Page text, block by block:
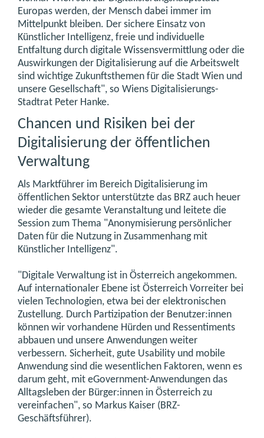
Europas werden, der Mensch dabei immer im
Mittelpunkt bleiben. Der sichere Einsatz von
Künstlicher Intelligenz, freie und individuelle
Entfaltung durch digitale Wissensvermittlung oder die
Auswirkungen der Digitalisierung auf die Arbeitswelt
sind wichtige Zukunftsthemen für die Stadt Wien und
unsere Gesellschaft", so Wiens Digitalisierungs-
Stadtrat Peter Hanke.
Chancen und Risiken bei der
Digitalisierung der öffentlichen
Verwaltung
Als Marktführer im Bereich Digitalisierung im
öffentlichen Sektor unterstützte das BRZ auch heuer
wieder die gesamte Veranstaltung und leitete die
Session zum Thema "Anonymisierung persönlicher
Daten für die Nutzung in Zusammenhang mit
Künstlicher Intelligenz".
"Digitale Verwaltung ist in Österreich angekommen.
Auf internationaler Ebene ist Österreich Vorreiter bei
vielen Technologien, etwa bei der elektronischen
Zustellung. Durch Partizipation der Benutzer:innen
können wir vorhandene Hürden und Ressentiments
abbauen und unsere Anwendungen weiter
verbessern. Sicherheit, gute Usability und mobile
Anwendung sind die wesentlichen Faktoren, wenn es
darum geht, mit eGovernment-Anwendungen das
Alltagsleben der Bürger:innen in Österreich zu
vereinfachen", so Markus Kaiser (BRZ-
Geschäftsführer).